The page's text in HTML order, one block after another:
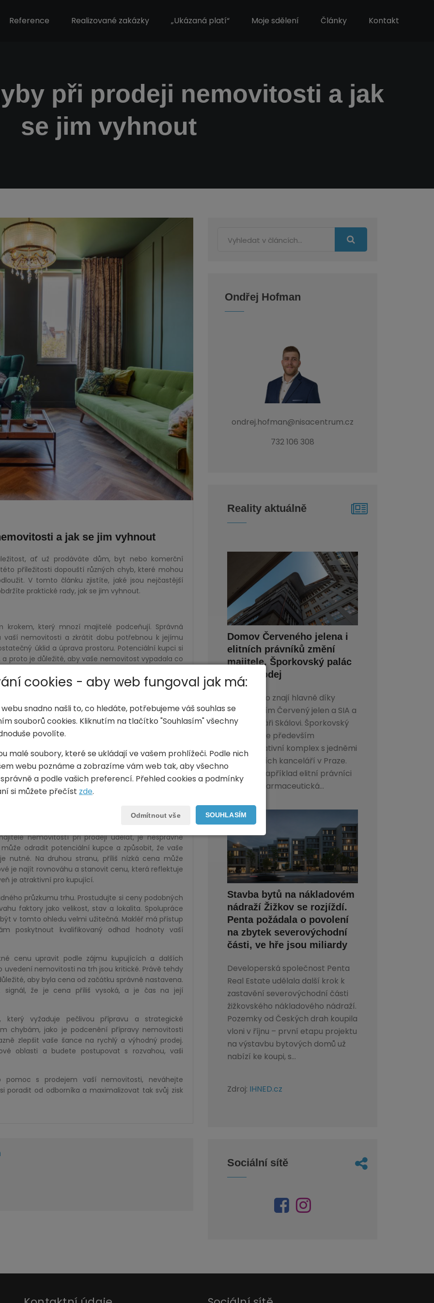
Reference Realizované zakázky „Ukázaná platí“ Moje sdělení Články Kontakt
při prodeji nemovitosti a jak
se jim vyhnout
a jak se jim vyhnout
ať už prodáváte dům, byt nebo komerční
příležitosti dopouští různých chyb, které mohou
V tomto článku zjistíte, jaké jsou nejčastější
praktické rady, jak se jim vyhnout.
krokem, který mnozí majitelé podceňují. Správná
nemovitosti a zkrátit dobu potřebnou k jejímu
úklid a úprava prostoru. Potenciální kupci si
proto je důležité, aby vaše nemovitost vypadala co
zbavte se osobních předmětů a nadbytečného
Věci jako nefunkční dveře, kapající kohoutky
a snížit hodnotu vaší nemovitosti. Investice
s jejich přínosem. Zvažte také využití služeb
optimalizovat vzhled a atmosféru vašeho
zvýšit atraktivitu nemovitosti na realitním trhu
zapůjčení nábytku a dekorací, které prostor zútulní
také na venkovní prostory – dobře udržovaná
Celkově je důležité, abyste svou nemovitost
co nejpříjemněji a nejprofesionálněji.
nemovitostí při prodeji udělat, je nesprávné
odradit potenciální kupce a způsobit, že vaše
nutné. Na druhou stranu, příliš nízká cena může
je najít rovnováhu a stanovit cenu, která reflektuje
je atraktivní pro kupující.
průzkumu trhu. Prostudujte si ceny podobných
faktory jako velikost, stav a lokalita. Spolupráce
v tomto ohledu velmi užitečná. Makléř má přístup
poskytnout kvalifikovaný odhad hodnoty vaší
cenu upravit podle zájmu kupujících a dalších
nemovitosti na trh jsou kritické. Právě tehdy
aby byla cena od začátku správně nastavena.
signál, že je cena příliš vysoká, a je čas na její
který vyžaduje pečlivou přípravu a strategické
chybám, jako je podcenění přípravy nemovitosti
zlepšit vaše šance na rychlý a výhodný prodej.
oblasti a budete postupovat s rozvahou, vaši
pomoc s prodejem vaší nemovitosti, neváhejte
poradit od odborníka a maximalizovat tak svůj zisk
Ondřej Hofman
ondrej.hofman@nisacentrum.cz
732 106 308
Reality aktuálně
Domov Červeného jelena i
elitních právníků změní
majitele. Šporkovský palác
je na prodej
Pražané ho znají hlavně díky
restauracím Červený jelen a SIA a
také cukráři Skálovi. Šporkovský
palác je ale především
administrativní komplex s jedněmi
z nejdražších kanceláří v Praze.
Sídlí zde například elitní právníci
Dentons, farmaceutická...
Stavba bytů na nákladovém
nádraží Žižkov se rozjíždí.
Penta požádala o povolení
na zbytek severovýchodní
části, ve hře jsou miliardy
Developerská společnost Penta
Real Estate udělala další krok k
zastavění severovýchodní části
žižkovského nákladového nádraží.
Pozemky od Českých drah koupila
vloni v říjnu – první etapu projektu
na výstavbu bytových domů už
nabízí ke koupi, s...
Zdroj: IHNED.cz
Sociální sítě
cookies - aby web fungoval jak má:
snadno našli to, co hledáte, potřebujeme váš souhlas se
souborů cookies. Kliknutím na tlačítko "Souhlasím" všechny
povolíte.
malé soubory, které se ukládají ve vašem prohlížeči. Podle nich
webu poznáme a zobrazíme vám web tak, aby všechno
a podle vašich preferencí. Přehled cookies a podmínky
si můžete přečíst zde.
SOUHLASÍM
Odmítnout vše